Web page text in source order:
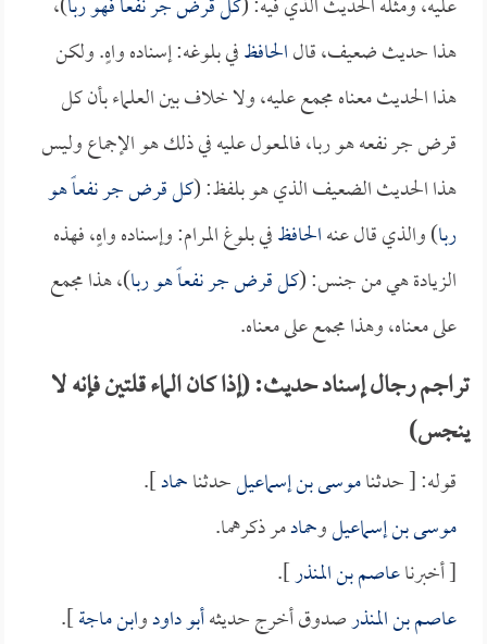
هذا حديث ضعيف، قالالحافظفي بلوغه: إسناده واهٍ. ولكن
هذا الحديث معناه مجمع عليه، ولا خلاف بين العلماء بأن كل
قرض جر نفعه هو ربا، فالمعول عليه في ذلك هو الإجماع وليس
هذا الحديث الضعيف الذي هو بلفظ: (كل قرض جر نفعاً هو
ربا) والذي قال عنهالحافظفي بلوغ المرام: وإسناده واهٍ، فهذه
الزيادة هي من جنس: (كل قرض جر نفعاً هو ربا)، هذا مجمع
على معناه، وهذا مجمع على معناه.
تراجم رجال إسناد حديث: (إذا كان الماء قلتين فإنه لا
ينجس)
قوله: [ حدثناموسى بن إسماعيلحدثناحماد].
موسى بن إسماعيلوحمادمر ذكرهما.
[ أخبرناعاصم بن المنذر].
عاصم بن المنذرصدوق أخرج حديثهأبو داودوابن ماجة].